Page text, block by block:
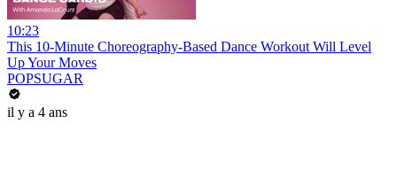
10:23
This 10-Minute Choreography-Based Dance Workout Will Level
Up Your Moves
POPSUGAR
il y a 4 ans